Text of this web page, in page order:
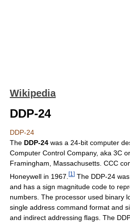
Wikipedia
DDP-24
DDP-24
The DDP-24 was a 24-bit computer
Computer Control Company, aka 3C
Framingham, Massachusetts. CCC
Honeywell in 1967. [1 ] The DDP-24
and has a sign magnitude code to
numbers. The processor used binary
single address command format and
and indirect addressing flags. The